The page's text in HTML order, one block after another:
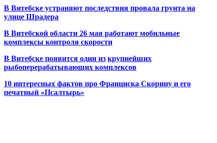
В Витебске устраняют последствия провала грунта на
улице Шрадера
В Витебской области 26 мая работают мобильные
комплексы контроля скорости
В Витебске появится один из крупнейших
рыбоперерабатывающих комплексов
10 интересных фактов про Франциска Скорину и его
печатный «Псалтырь»